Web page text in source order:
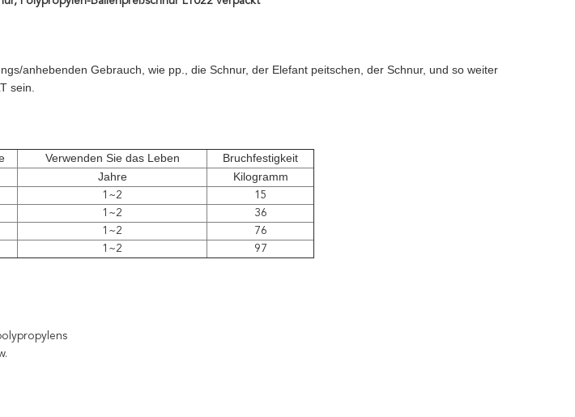
anhebenden Gebrauch, wie pp., die Schnur, der Elefant peitschen, der Schnur, und so weiter
sein.
Verwenden Sie das Leben Bruchfestigkeit
Jahre Kilogramm
1~2
15
1~2
36
1~2
76
1~2 97